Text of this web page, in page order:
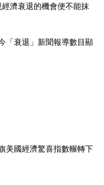
濟衰退的機會便不能抹
「衰退」新聞報導數目顯
美國經濟驚喜指數輾轉下